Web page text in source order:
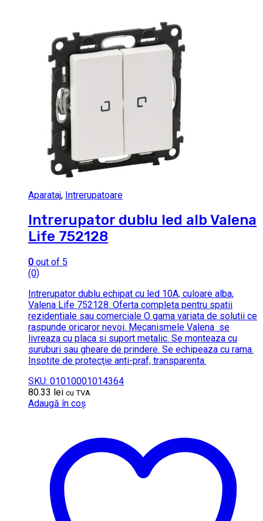
Aparataj, Intrerupatoare
Intrerupator dublu led alb Valena
Life 752128
0 out of 5
(0)
Intrerupator dublu echipat cu led 10A, culoare alba,
Valena Life 752128. Oferta completa pentru spatii
rezidentiale sau comerciale O gama variata de solutii ce
raspunde oricaror nevoi. Mecanismele Valena se
livreaza cu placa si suport metalic. Se monteaza cu
suruburi sau gheare de prindere. Se echipeaza cu rama.
Insotite de protecţie anti-praf, transparenta.
SKU: 01010001014364
80.33 lei cu TVA
Adaugă în coș